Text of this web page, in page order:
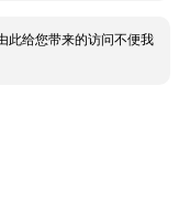
此给您带来的访问不便我